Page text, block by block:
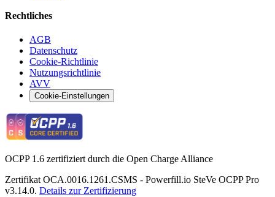
Rechtliches
AGB
Datenschutz
Cookie-Richtlinie
Nutzungsrichtlinie
AVV
Cookie-Einstellungen
OCPP 1.6 zertifiziert durch die Open Charge Alliance
Zertifikat OCA.0016.1261.CSMS - Powerfill.io SteVe OCPP Pro
v3.14.0. Details zur Zertifizierung